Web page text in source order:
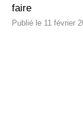
faire
11 février